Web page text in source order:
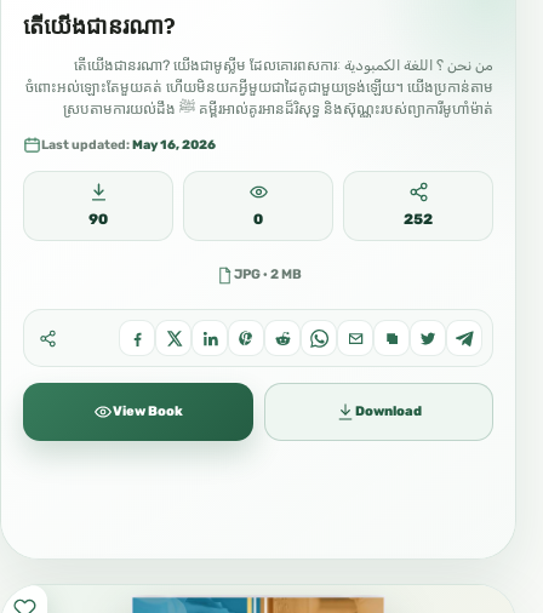
តើយើងជានរណា?
من نحن ؟ اللغة الكمبودية តើយើងជានរណា? យើងជាមូស្លីម ដែលគោរពសការៈ
ចំពោះអល់ឡោះតែមួយគត់ ហើយមិនយកអ្វីមួយជាដៃគូជាមួយទ្រង់ឡើយ។ យើងប្រកាន់តាម
គម្ពីរ​អាល់គូរអាន​ដ៏រិសុទ្ធ និងស៊ុណ្ណះរបស់ព្យាការីមូហាំម៉ាត់ ﷺ ស្របតាមការយល់ដឹង
នៃតៅហេដ។ វាអំពាវនាវឱ្យគោរពសការៈអល់ឡោះតែមួយគត់ និងអំពាវនាវទៅកាន់មេត្តា
ករុណា យុត្តិធម៌ និងសីលធម៌ដ៏ល្អ។ យើងជឿថា៖ • អល់ឡោះគឺតែមួយគត់…
Last updated:May 16, 2026
90 0 252
JPG · 2 MB
View Book Download